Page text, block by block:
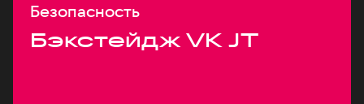
Безопасность
Бэкстейдж VK JT